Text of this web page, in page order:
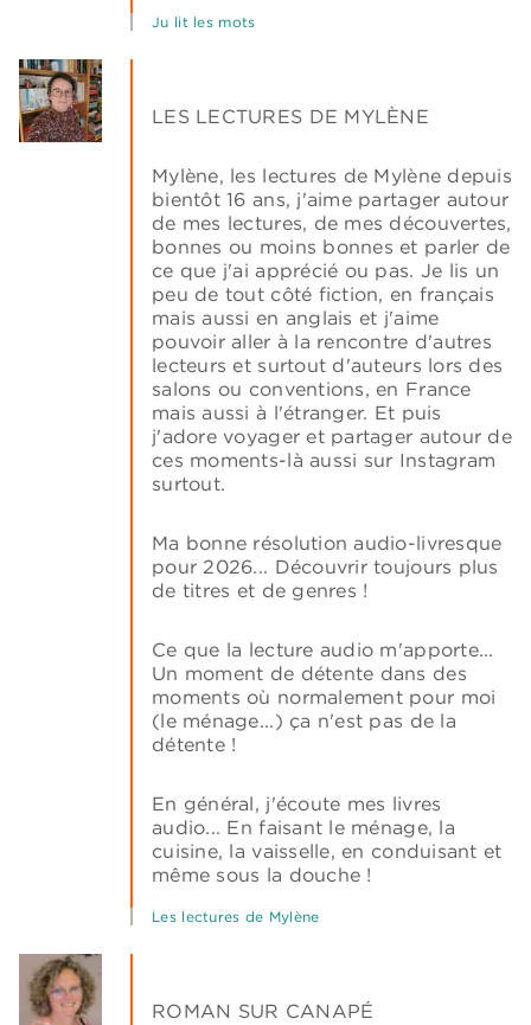
Ju lit les mots
LES LECTURES DE MYLÈNE
Mylène, les lectures de Mylène depuis
bientôt 16 ans, j'aime partager autour
de mes lectures, de mes découvertes,
bonnes ou moins bonnes et parler de
ce que j'ai apprécié ou pas. Je lis un
peu de tout côté fiction, en français
mais aussi en anglais et j'aime
pouvoir aller à la rencontre d'autres
lecteurs et surtout d'auteurs lors des
salons ou conventions, en France
mais aussi à l'étranger. Et puis
j'adore voyager et partager autour de
ces moments-là aussi sur Instagram
surtout.
Ma bonne résolution audio-livresque
pour 2026... Découvrir toujours plus
de titres et de genres !
Ce que la lecture audio m'apporte...
Un moment de détente dans des
moments où normalement pour moi
(le ménage...) ça n'est pas de la
détente !
En général, j'écoute mes livres
audio... En faisant le ménage, la
cuisine, la vaisselle, en conduisant et
même sous la douche !
Les lectures de Mylène
ROMAN SUR CANAPÉ